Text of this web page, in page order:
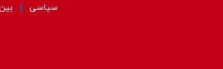
سیاسی